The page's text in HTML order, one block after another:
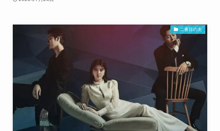
二番目の夫